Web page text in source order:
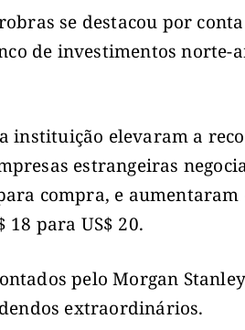
se destacou por
de investimentos norte-
instituição elevaram a
estrangeiras
compra, e aumentaram
18 para US$ 20.
pelo Morgan
extraordinários.